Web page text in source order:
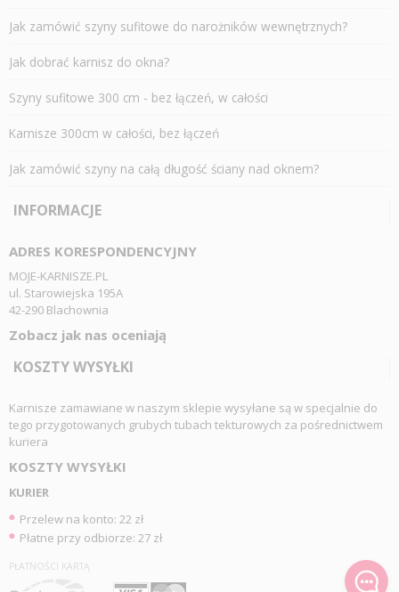
Jak zamówić szyny sufitowe do narożników wewnętrznych?
Jak dobrać karnisz do okna?
Szyny sufitowe 300 cm - bez łączeń, w całości
Karnisze 300cm w całości, bez łączeń
Jak zamówić szyny na całą długość ściany nad oknem?
INFORMACJE
ADRES KORESPONDENCYJNY
MOJE-KARNISZE.PL
ul. Starowiejska 195A
42-290 Blachownia
Zobacz jak nas oceniają
KOSZTY WYSYŁKI
Karnisze zamawiane w naszym sklepie wysyłane są w specjalnie do
tego przygotowanych grubych tubach tekturowych za pośrednictwem
kuriera
KOSZTY WYSYŁKI
KURIER
Przelew na konto: 22 zł
Płatne przy odbiorze: 27 zł
PŁATNOŚCI KARTĄ